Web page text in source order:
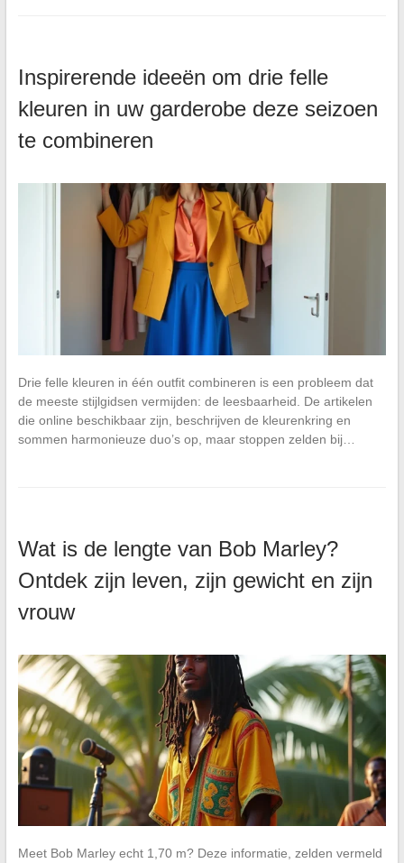
Inspirerende ideeën om drie felle
kleuren in uw garderobe deze seizoen
te combineren
Drie felle kleuren in één outfit combineren is een probleem dat
de meeste stijlgidsen vermijden: de leesbaarheid. De artikelen
die online beschikbaar zijn, beschrijven de kleurenkring en
sommen harmonieuze duo’s op, maar stoppen zelden bij…
Wat is de lengte van Bob Marley?
Ontdek zijn leven, zijn gewicht en zijn
vrouw
Meet Bob Marley echt 1,70 m? Deze informatie, zelden vermeld